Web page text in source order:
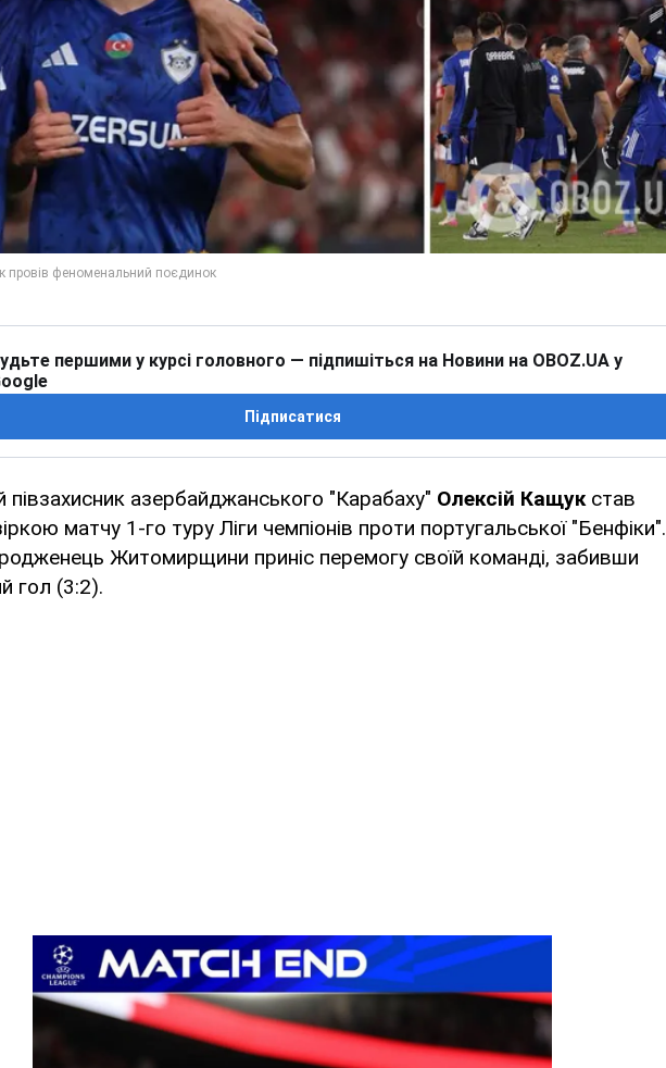
першими у курсі головного — підпишіться на Новини на OBOZ.UA у
Підписатися
півзахисник азербайджанського "Карабаху" Олексій Кащук став
матчу 1-го туру Ліги чемпіонів проти португальської "Бенфіки".
Житомирщини приніс перемогу своїй команді, забивши
гол (3:2).